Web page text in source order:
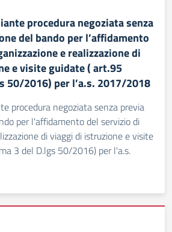
procedura negoziata senza
del bando per l’affidamento
e realizzazione di
e visite guidate ( art.95
50/2016) per l’a.s. 2017/2018
procedura negoziata senza previa
per l'affidamento del servizio di
di viaggi di istruzione e visite
3 del D.lgs 50/2016) per l'a.s.